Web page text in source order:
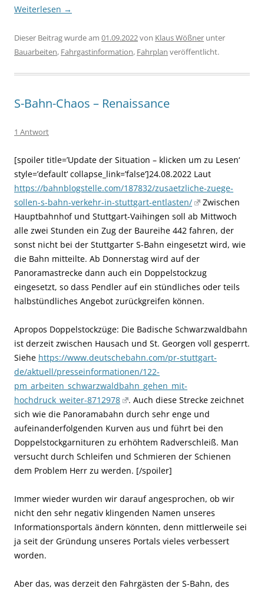
Weiterlesen →
Dieser Beitrag wurde am 01.09.2022von Klaus Wößner unter
Bauarbeiten, Fahrgastinformation, Fahrplan veröffentlicht.
S-Bahn-Chaos – Renaissance
1 Antwort
[spoiler title=’Update der Situation – klicken um zu Lesen‘
style=’default‘ collapse_link=’false‘]24.08.2022 Laut
https://bahnblogstelle.com/187832/zusaetzliche-zuege-
sollen-s-bahn-verkehr-in-stuttgart-entlasten/
Zwischen
Hauptbahnhof und Stuttgart-Vaihingen soll ab Mittwoch
alle zwei Stunden ein Zug der Baureihe 442 fahren, der
sonst nicht bei der Stuttgarter S-Bahn eingesetzt wird, wie
die Bahn mitteilte. Ab Donnerstag wird auf der
Panoramastrecke dann auch ein Doppelstockzug
eingesetzt, so dass Pendler auf ein stündliches oder teils
halbstündliches Angebot zurückgreifen können.
Apropos Doppelstockzüge: Die Badische Schwarzwaldbahn
ist derzeit zwischen Hausach und St. Georgen voll gesperrt.
Siehe https://www.deutschebahn.com/pr-stuttgart-
de/aktuell/presseinformationen/122-
pm_arbeiten_schwarzwaldbahn_gehen_mit-
hochdruck_weiter-8712978
. Auch diese Strecke zeichnet
sich wie die Panoramabahn durch sehr enge und
aufeinanderfolgenden Kurven aus und führt bei den
Doppelstockgarnituren zu erhöhtem Radverschleiß. Man
versucht durch Schleifen und Schmieren der Schienen
dem Problem Herr zu werden. [/spoiler]
Immer wieder wurden wir darauf angesprochen, ob wir
nicht den sehr negativ klingenden Namen unseres
Informationsportals ändern könnten, denn mittlerweile sei
ja seit der Gründung unseres Portals vieles verbessert
worden.
Aber das, was derzeit den Fahrgästen der S-Bahn, des